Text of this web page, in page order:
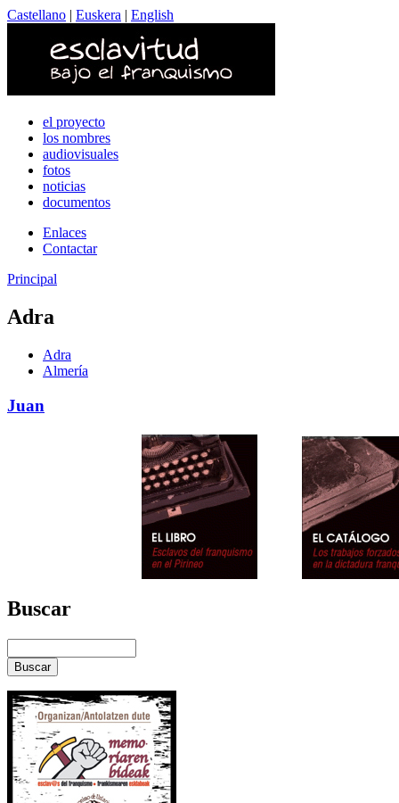
Castellano | Euskera | English
el proyecto
los nombres
audiovisuales
fotos
noticias
documentos
Enlaces
Contactar
Principal
Adra
Adra
Almería
Juan
Buscar